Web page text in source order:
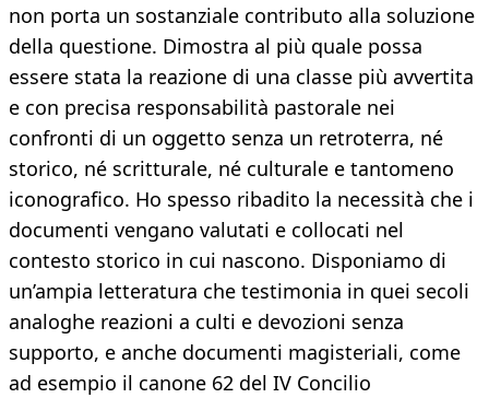
non porta un sostanziale contributo alla soluzione
della questione. Dimostra al più quale possa
essere stata la reazione di una classe più avvertita
e con precisa responsabilità pastorale nei
confronti di un oggetto senza un retroterra, né
storico, né scritturale, né culturale e tantomeno
iconografico. Ho spesso ribadito la necessità che i
documenti vengano valutati e collocati nel
contesto storico in cui nascono. Disponiamo di
un’ampia letteratura che testimonia in quei secoli
analoghe reazioni a culti e devozioni senza
supporto, e anche documenti magisteriali, come
ad esempio il canone 62 del IV Concilio